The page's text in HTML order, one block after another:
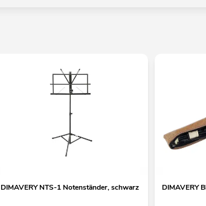
DIMAVERY NTS-1 Notenständer, schwarz DIMAVERY